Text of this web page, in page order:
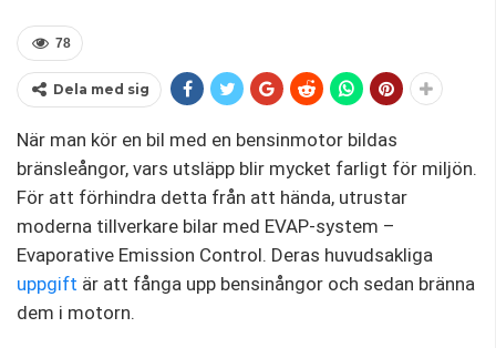
78
Dela med sig
När man kör en bil med en bensinmotor bildas
bränsleångor, vars utsläpp blir mycket farligt för miljön.
För att förhindra detta från att hända, utrustar
moderna tillverkare bilar med EVAP-system –
Evaporative Emission Control. Deras huvudsakliga
uppgift är att fånga upp bensinångor och sedan bränna
dem i motorn.